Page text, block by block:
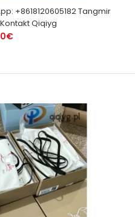
+8618120605182 Tangmir
Qiqiyg